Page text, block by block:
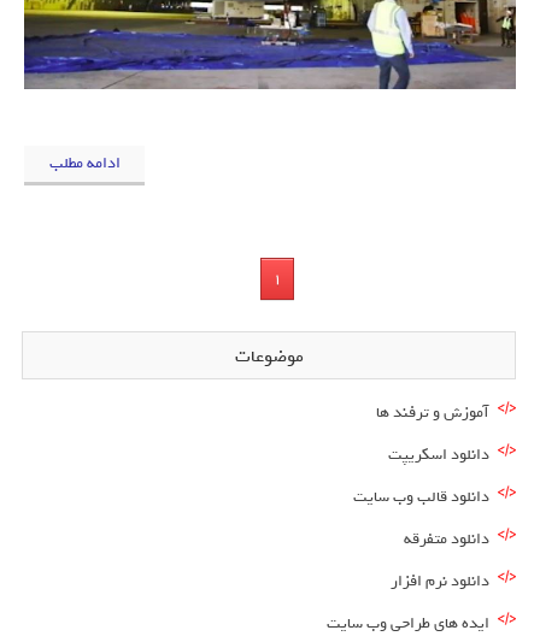
ادامه مطلب
1
موضوعات
آموزش و ترفند ها
دانلود اسکریپت
دانلود قالب وب سایت
دانلود متفرقه
دانلود نرم افزار
ایده های طراحی وب سایت